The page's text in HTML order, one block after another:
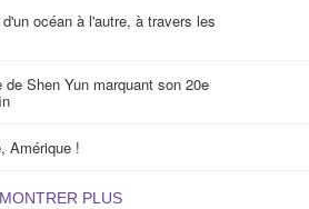
océan à l'autre, à travers les
de Shen Yun marquant son 20e
Amérique !
MONTRER PLUS